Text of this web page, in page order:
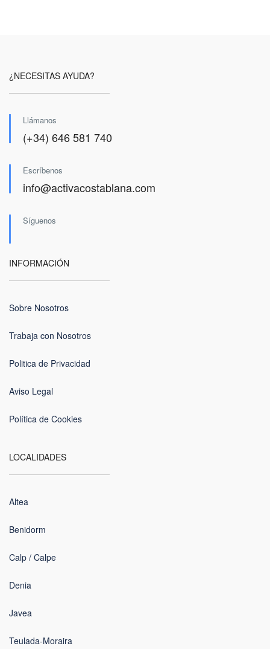
¿NECESITAS AYUDA?
Llámanos
(+34) 646 581 740
Escríbenos
info@activacostablana.com
Síguenos
INFORMACIÓN
Sobre Nosotros
Trabaja con Nosotros
Politica de Privacidad
Aviso Legal
Política de Cookies
LOCALIDADES
Altea
Benidorm
Calp / Calpe
Denia
Javea
Teulada-Moraira